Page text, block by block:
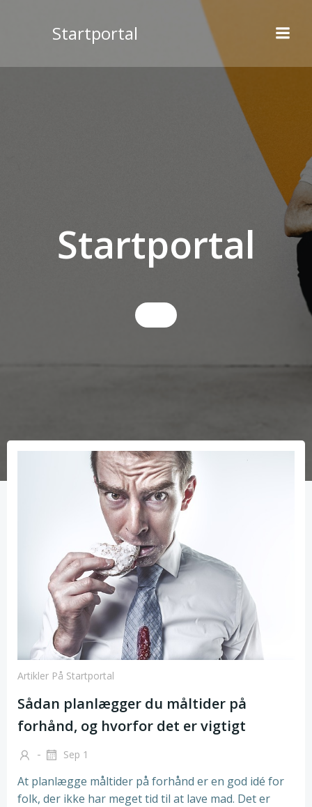
Startportal
Startportal
Artikler På Startportal
Sådan planlægger du måltider på
forhånd, og hvorfor det er vigtigt
- Sep 1
At planlægge måltider på forhånd er en god idé for
folk, der ikke har meget tid til at lave mad. Det er